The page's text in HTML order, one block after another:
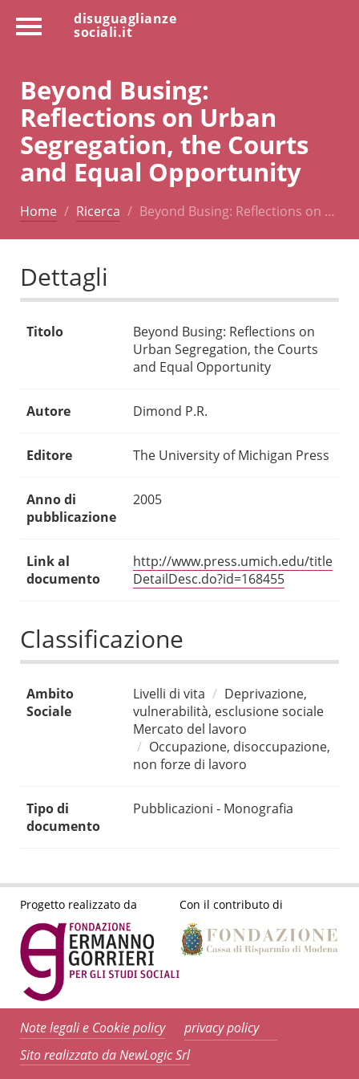
disuguaglianze
sociali.it
Beyond Busing:
Reflections on Urban
Segregation, the Courts
and Equal Opportunity
Home Ricerca Beyond Busing: Reflections on …
Dettagli
Titolo
Beyond Busing: Reflections on
Urban Segregation, the Courts
and Equal Opportunity
Autore Dimond P.R.
Editore The University of Michigan Press
Anno di
pubblicazione
2005
Link al
documento
http://www.press.umich.edu/title
DetailDesc.do?id=168455
Classificazione
Ambito
Sociale
Livelli di vita
Deprivazione,
vulnerabilità, esclusione sociale
Mercato del lavoro
Occupazione, disoccupazione,
non forze di lavoro
Tipo di
documento
Pubblicazioni - Monografia
Progetto realizzato da Con il contributo di
Note legali e Cookie policy
privacy policy
Sito realizzato da NewLogic Srl